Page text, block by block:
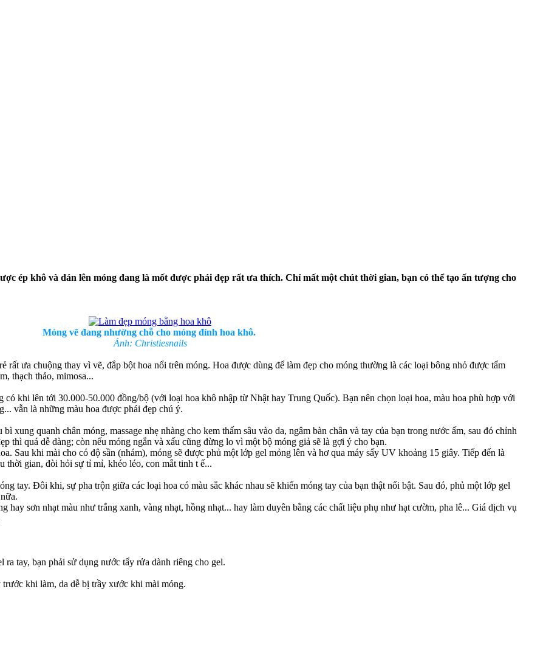
ép khô và dán lên móng đang là mốt được phái đẹp rất ưa thích. Chỉ mất một chút thời gian, bạn có thể tạo ấn tượng cho
Móng vẽ đang nhường chỗ cho móng đính hoa khô.
Ảnh: Christiesnails
rất ưa chuộng thay vì vẽ, đắp bột hoa nổi trên móng. Hoa được dùng để làm đẹp cho móng thường là các loại bông nhỏ được tẩm
thạch thảo, mimosa...
khi lên tới 30.000-50.000 đồng/bộ (với loại hoa khô nhập từ Nhật hay Trung Quốc). Bạn nên chọn loại hoa, màu hoa phù hợp với
vẫn là những màu hoa được phái đẹp chú ý.
xung quanh chân móng, massage nhẹ nhàng cho kem thấm sâu vào da, ngâm bàn chân và tay của bạn trong nước ấm, sau đó chỉnh
thì quá dễ dàng; còn nếu móng ngắn và xấu cũng đừng lo vì một bộ móng giả sẽ là gợi ý cho bạn.
Sau khi mài cho có độ sần (nhám), móng sẽ được phủ một lớp gel mỏng lên và hơ qua máy sấy UV khoảng 15 giây. Tiếp đến là
thời gian, đòi hỏi sự tỉ mỉ, khéo léo, con mắt tinh t ế...
tay. Đôi khi, sự pha trộn giữa các loại hoa có màu sắc khác nhau sẽ khiến móng tay của bạn thật nổi bật. Sau đó, phủ một lớp gel
hay sơn nhạt màu như trắng xanh, vàng nhạt, hồng nhạt... hay làm duyên bằng các chất liệu phụ như hạt cườm, pha lê... Giá dịch vụ
tay, bạn phải sử dụng nước tẩy rửa dành riêng cho gel.
khi làm, da dễ bị trầy xước khi mài móng.